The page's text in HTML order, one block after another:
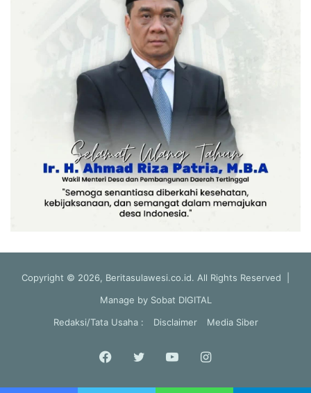
Copyright © 2026, Beritasulawesi.co.id. All Rights Reserved |
Manage by Sobat DIGITAL
Redaksi/Tata Usaha :
Disclaimer Media Siber
Facebook
Twitter YouTubeInstagram